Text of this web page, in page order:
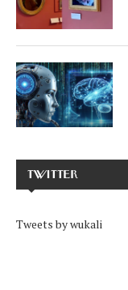
TWITTER
Tweets by wukali